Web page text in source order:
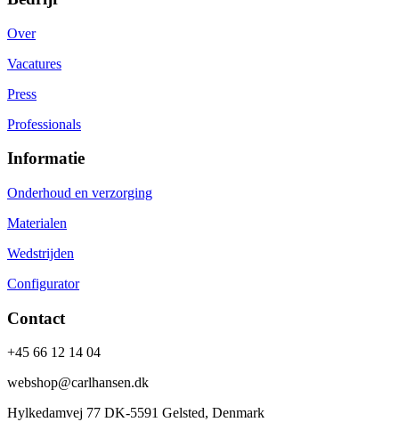
Over
Vacatures
Press
Professionals
Informatie
Onderhoud en verzorging
Materialen
Wedstrijden
Configurator
Contact
+45 66 12 14 04
webshop@carlhansen.dk
Hylkedamvej 77 DK-5591 Gelsted, Denmark